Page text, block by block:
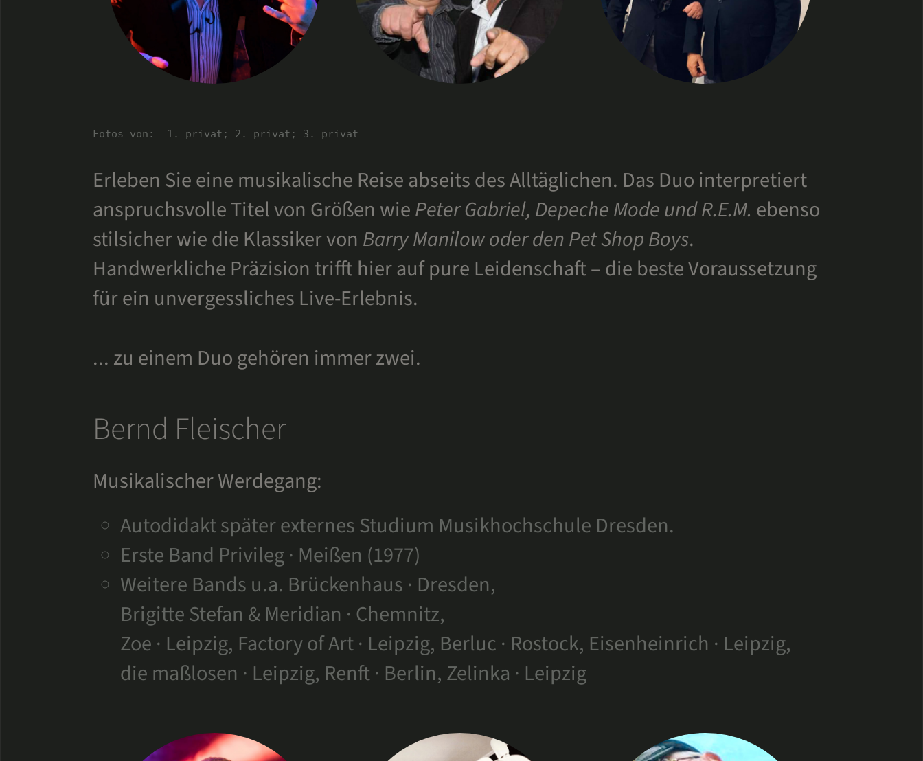
Fotos von:  1. privat; 2. privat; 3. privat
Erleben Sie eine musikalische Reise abseits des Alltäglichen. Das Duo interpretiert
anspruchsvolle Titel von Größen wiePeter Gabriel, Depeche Mode und R.E.M. ebenso
stilsicher wie die Klassiker von Barry Manilow oder den Pet Shop Boys.
Handwerkliche Präzision trifft hier auf pure Leidenschaft – die beste Voraussetzung
für ein unvergessliches Live-Erlebnis.
... zu einem Duo gehören immer zwei.
Bernd Fleischer
Musikalischer Werdegang:
Autodidakt später externes Studium Musikhochschule Dresden.
Erste Band Privileg · Meißen (1977)
Weitere Bands u.a. Brückenhaus · Dresden,
Brigitte Stefan & Meridian · Chemnitz,
Zoe · Leipzig, Factory of Art · Leipzig, Berluc · Rostock, Eisenheinrich · Leipzig,
die maßlosen · Leipzig, Renft · Berlin, Zelinka · Leipzig